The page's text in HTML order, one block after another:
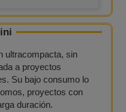
ultracompacta, sin
a proyectos
Su bajo consumo lo
proyectos con
duración.